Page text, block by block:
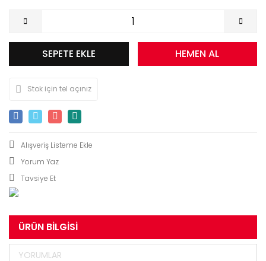
SEPETE EKLE HEMEN AL
Stok için tel açınız
Yorum Yaz
Tavsiye Et
ÜRÜN BILGISI
YORUMLAR